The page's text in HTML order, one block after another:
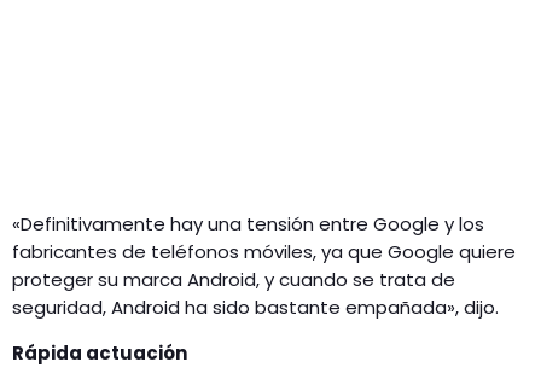
«Definitivamente hay una tensión entre Google y los
fabricantes de teléfonos móviles, ya que Google quiere
proteger su marca Android, y cuando se trata de
seguridad, Android ha sido bastante empañada», dijo.
Rápida actuación